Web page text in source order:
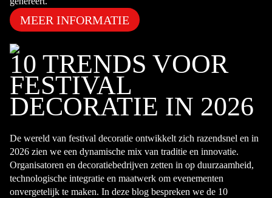
MEER INFORMATIE
10 TRENDS VOOR
FESTIVAL
DECORATIE IN 2026
De wereld van festival decoratie ontwikkelt zich razendsnel en in
2026 zien we een dynamische mix van traditie en innovatie.
Organisatoren en decoratiebedrijven zetten in op duurzaamheid,
technologische integratie en maatwerk om evenementen
onvergetelijk te maken. In deze blog bespreken we de 10